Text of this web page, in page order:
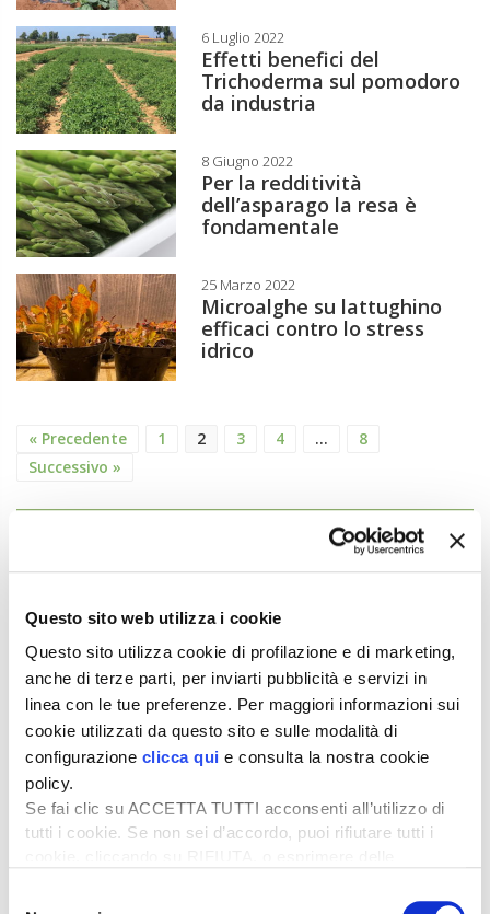
Questo sito web utilizza i cookie
Questo sito utilizza cookie di profilazione e di marketing,
anche di terze parti, per inviarti pubblicità e servizi in
linea con le tue preferenze. Per maggiori informazioni sui
cookie utilizzati da questo sito e sulle modalità di
configurazione clicca qui e consulta la nostra cookie
policy.
Se fai clic su ACCETTA TUTTI acconsenti all’utilizzo di
tutti i cookie. Se non sei d’accordo, puoi rifiutare tutti i
desideri accettare e cliccando ACCETTA SELEZIONATI.
6 Luglio 2022
Effetti benefici del
Trichoderma sul pomodoro
da industria
8 Giugno 2022
Per la redditività
dell’asparago la resa è
fondamentale
25 Marzo 2022
Microalghe su lattughino
efficaci contro lo stress
idrico
« Precedente 1 2 3 4 …
8
Successivo »
Credito di imposta la 20% per il gasolio
6 Agosto 2026
Arriva una boccata d’ossigeno fondamentale per il
comparto primario italiano,...
Il “ColtivaItalia” passa e va all’esame del
Senato
6 Agosto 2026
“Oggi 6 agosto, la Camera ha approvato il
Coltivaitalia, il provvedimen...